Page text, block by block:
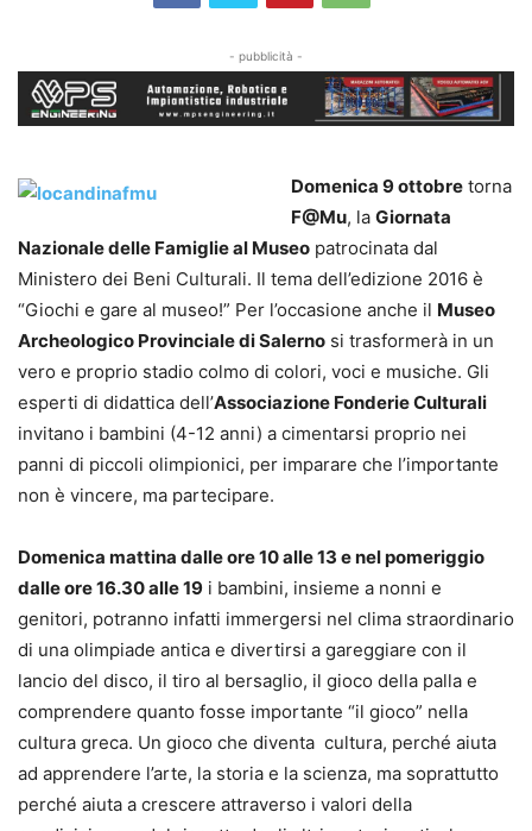
- pubblicità -
Domenica 9 ottobre torna
F@Mu, la Giornata
Nazionale delle Famiglie al Museo patrocinata dal
Ministero dei Beni Culturali. Il tema dell’edizione 2016 è
“Giochi e gare al museo!” Per l’occasione anche il Museo
Archeologico Provinciale di Salerno si trasformerà in un
vero e proprio stadio colmo di colori, voci e musiche. Gli
esperti di didattica dell’Associazione Fonderie Culturali
invitano i bambini (4-12 anni) a cimentarsi proprio nei
panni di piccoli olimpionici, per imparare che l’importante
non è vincere, ma partecipare.
Domenica mattina dalle ore 10 alle 13 e nel pomeriggio
dalle ore 16.30 alle 19 i bambini, insieme a nonni e
genitori, potranno infatti immergersi nel clima straordinario
di una olimpiade antica e divertirsi a gareggiare con il
lancio del disco, il tiro al bersaglio, il gioco della palla e
comprendere quanto fosse importante “il gioco” nella
cultura greca. Un gioco che diventa cultura, perché aiuta
ad apprendere l’arte, la storia e la scienza, ma soprattutto
perché aiuta a crescere attraverso i valori della